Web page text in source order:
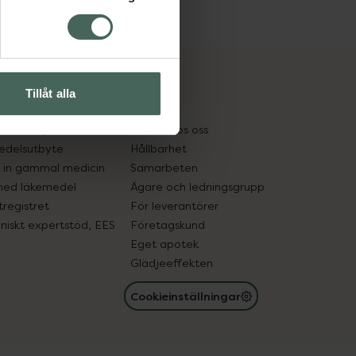
Tillåt alla
och läkemedel
in gammal medicin
läkemedel
expertstöd, EES
Jobba hos oss
Hållbarhet
Samarbeten
Ägare och ledningsgrupp
För leverantörer
Företagskund
Eget apotek
Glädjeeffekten
Cookieinställningar